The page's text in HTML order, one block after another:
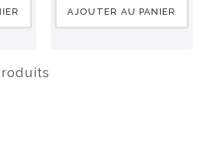
AJOUTER AU PANIER